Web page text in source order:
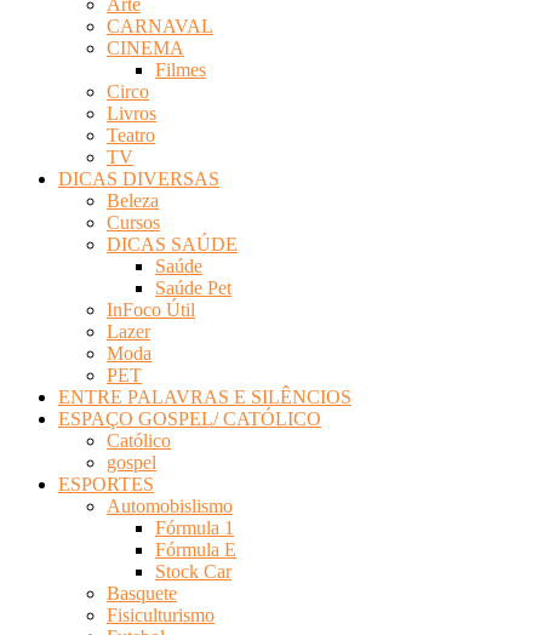
Arte
CARNAVAL
CINEMA
Filmes
Circo
Livros
Teatro
TV
DICAS DIVERSAS
Beleza
Cursos
DICAS SAÚDE
Saúde
Saúde Pet
InFoco Útil
Lazer
Moda
PET
ENTRE PALAVRAS E SILÊNCIOS
ESPAÇO GOSPEL/ CATÓLICO
Católico
gospel
ESPORTES
Automobislismo
Fórmula 1
Fórmula E
Stock Car
Basquete
Fisiculturismo